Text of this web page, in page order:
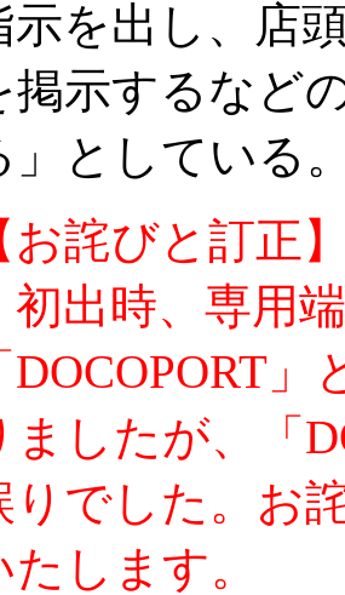
示を出し、店
掲示するなど
」としている
お詫びと訂正
出時、専用
DOCOPORT
ましたが、「
りでした。お
たします。